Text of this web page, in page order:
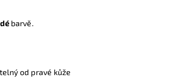
barvě.
od pravé kůže